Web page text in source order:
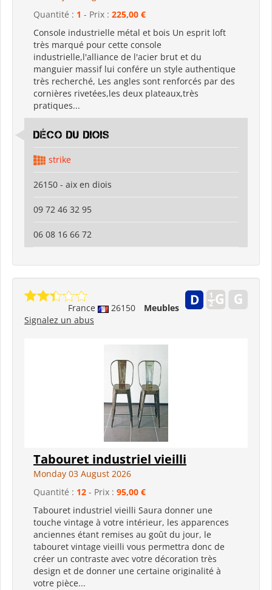
Quantité : 1 - Prix : 225,00 €
Console industrielle métal et bois Un esprit loft
très marqué pour cette console
industrielle,l'alliance de l'acier brut et du
manguier massif lui confére un style authentique
très recherché, Les angles sont renforcés par des
cornières rivetées,les deux plateaux,très
pratiques...
déco du diois
strike
26150 - aix en diois
09 72 46 32 95
06 08 16 66 72
France 26150
Meubles
Signalez un abus
Tabouret industriel vieilli
Monday 03 August 2026
Quantité : 12 - Prix : 95,00 €
Tabouret industriel vieilli Saura donner une
touche vintage à votre intérieur, les apparences
anciennes étant remises au goût du jour, le
tabouret vintage vieilli vous permettra donc de
créer un contraste avec votre décoration très
design et de donner une certaine originalité à
votre pièce...